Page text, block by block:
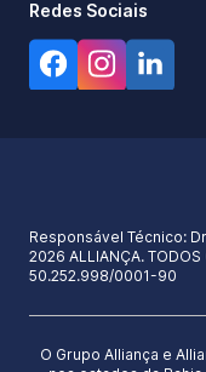
Redes Sociais
Responsável Técnico:
2026 ALLIANÇA. TODOS
50.252.998/0001-90
O Grupo Alliança e